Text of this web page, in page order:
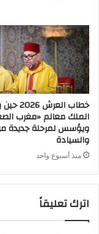
خطاب
الملك معالم «مغرب
ويؤسس لمرحلة جديدة
والسيادة
منذ أسبوع واحد
اترك تعليقاً